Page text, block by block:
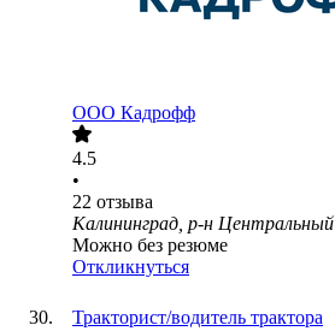
ООО Кадрофф
4.5
•
22 отзыва
Калининград, р-н Центральный
Можно без резюме
Откликнуться
Тракторист/водитель трактора